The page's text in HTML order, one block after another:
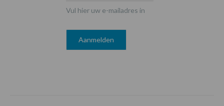
Vul hier uw e-mailadres in